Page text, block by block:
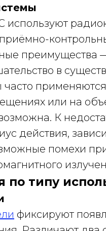
преимущества
в
применяются
или на
К
действия,
помехи
по типу
фиксируют